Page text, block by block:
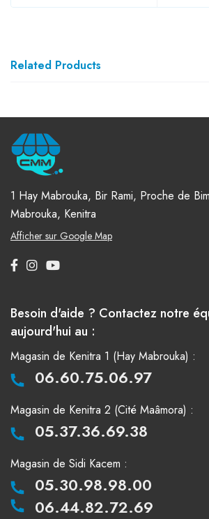
Related Products
1 Hay Mabrouka, Bir Rami, Proche de
Mabrouka, Kenitra
Afficher sur Google Map
Besoin d'aide ? Contactez notre
aujourd'hui au :
Magasin de Kenitra 1 (Hay Mabrouka) :
06.60.75.06.97
Magasin de Kenitra 2 (Cité Maâmora) :
05.37.36.69.38
Magasin de Sidi Kacem :
05.30.98.98.00
06.44.82.72.69